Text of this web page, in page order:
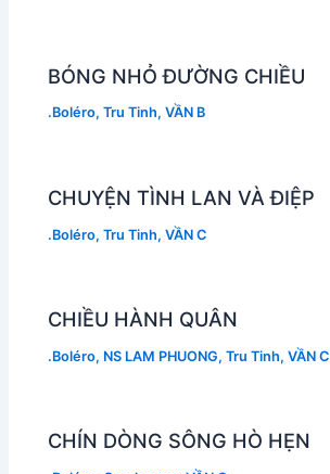
BÓNG NHỎ ĐƯỜNG CHIỀU
.Boléro,Tru Tinh,VẦN B
CHUYỆN TÌNH LAN VÀ ĐIỆP
.Boléro,Tru Tinh,VẦN C
CHIỀU HÀNH QUÂN
.Boléro, NS LAM PHUONG,Tru Tinh,VẦN C
CHÍN DÒNG SÔNG HÒ HẸN